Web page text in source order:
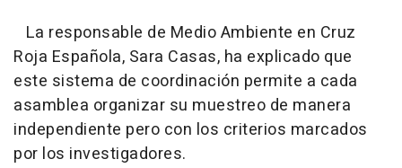
La responsable de Medio Ambiente en Cruz
Roja Española, Sara Casas, ha explicado que
este sistema de coordinación permite a cada
asamblea organizar su muestreo de manera
independiente pero con los criterios marcados
por los investigadores.